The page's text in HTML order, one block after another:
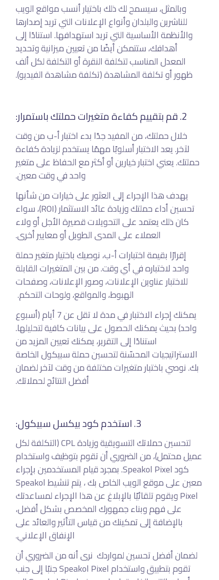
وبالمثل، سيسمح لك ذلك باختيار أنسب مواقع الويب
للناشرين والبلدان وأنواع الإعلانات التي تريد إصدارها
والأنظمة الأساسية التي تريد استهدافها. استنادًا إلى
أهدافك، ستتمكن أيضًا من تعيين ميزانية وتحديد
المعدل المناسب لتكلفة النقرة أو التكلفة لكل ألف
ظهور أو تكلفة المشاهدة (تكلفة مشاهدة الفيديو).
2. قم بتقييم كفاءة متغيرات حملتك باستمرار:
خلال حملتك، من المفيد جدًا بدء اختبار أ-ب من وقت
لآخر. يعد الاختبار أسلوبًا مهمًا يستخدم لزيادة كفاءة
حملتك. يعني اختبار خيارين أو أكثر مع الحفاظ على متغير
واحد في وقت معين.
يهدف هذا الإجراء إلى العثور على خيارات من شأنها
تحسين أداء حملتك وزيادة عائد الاستثمار (ROI)، سواء
كان ذلك يعتمد على التحويلات قصيرة الأجل أو ولاء
العملاء على المدى الطويل أو معايير أخرى.
إقرارًا بقيمة اختبارات أ-ب، نوصيك باختيار متغير حملة
واحد لاختباره في أي وقت. من بين المتغيرات القابلة
للاختبار عناوين الإعلانات، وصور الإعلانات، وصفحات
الهبوط، والمواقع، ولوحات التحكم.
يمكنك إجراء الاختبار في مدة لا تقل عن 7 أيام (أسبوع
واحد) بحيث يمكنك الحصول على بيانات كافية لتحليلها.
استنادًا إلى التقرير، يمكنك تعيين المزيد من
الاستراتيجيات المحسّنة لتحسين حملة سبيكول الخاصة
بك. نوصي باختبار متغيرات مختلفة من وقت لآخر لضمان
أفضل النتائج لحملاتك.
3. استخدم كود بيكسل سبيكول:
لتحسين حملاتك التسويقية وزيادة CPL (التكلفة لكل
عميل محتمل)، من الضروري أن تقوم بتوظيف واستخدام
كود Speakol Pixel. بمجرد قيام المستخدمين بإجراء
معين على موقع الويب الخاص بك ، يتم تنشيط Speakol
Pixel ويقوم تلقائيًا بالإبلاغ عن هذا الإجراء لمساعدتك
على فهم وبناء جمهورك المخصص بشكل أفضل،
بالإضافة إلى تمكينك من قياس التأثير والعائد على
الإنفاق الإعلاني.
لضمان أفضل تحسين لمواردك نرى أنه من الضروري أن
تقوم بتطبيق واستخدام Speakol Pixel جنبًا إلى جنب